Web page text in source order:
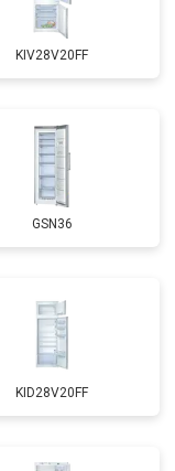
KIV28V20FF
GSN36
KID28V20FF